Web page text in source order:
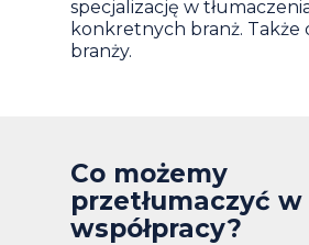
specjalizację w
konkretnych branż. Także
branży.
Co możemy
przetłumaczyć
współpracy?